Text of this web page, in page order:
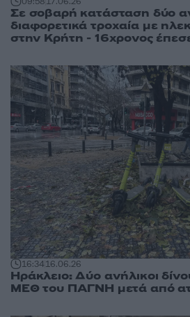
Σε σοβαρή κατάσταση δύο
διαφορετικά τροχαία με
στην Κρήτη - 16χρονος
16:3416.06.26
Ηράκλειο: Δύο ανήλικοι
ΜΕΘ του ΠΑΓΝΗ μετά από